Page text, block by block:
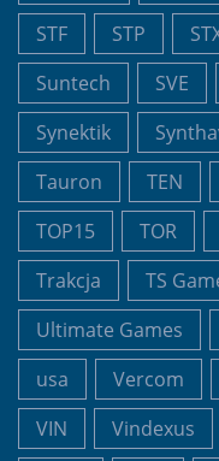
STF
STP
Suntech
SVE
Synektik
Tauron
TEN
TOP15
TOR
Trakcja
TS
Ultimate Games
usa
Vercom
VIN
Vindexus